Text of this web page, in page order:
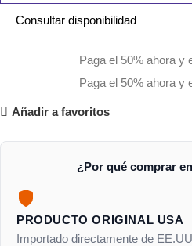
Consultar disponibilidad
Paga el 50% ahora y
Paga el 50% ahora y
Añadir a favoritos
¿Por qué comprar
PRODUCTO ORIGINAL USA
Importado directamente de